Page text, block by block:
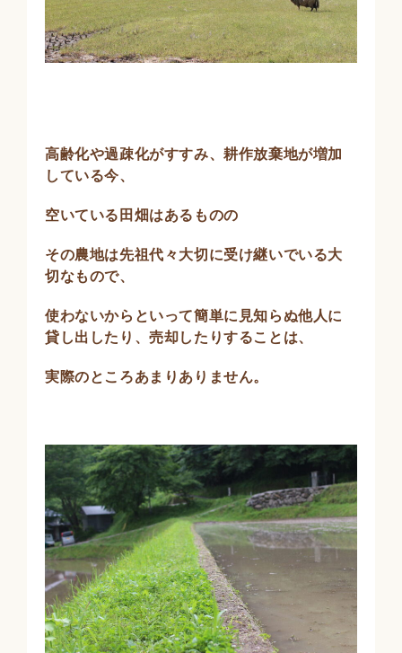
高齢化や過疎化がすすみ、耕作放棄地が増加
している今、
空いている田畑はあるものの
その農地は先祖代々大切に受け継いでいる大
切なもので、
使わないからといって簡単に見知らぬ他人に
貸し出したり、売却したりすることは、
実際のところあまりありません。